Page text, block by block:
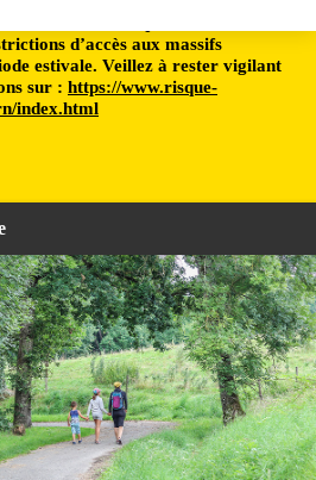
d’accès aux massifs
estivale. Veillez à rester vigilant
sur : https://www.risque-
index.html
- De Beaux Lents Demains